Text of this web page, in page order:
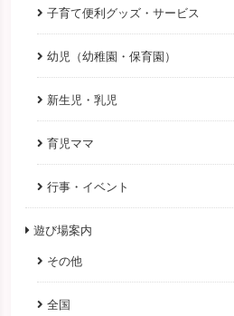
子育て便利グッズ・サービス
幼児（幼稚園・保育園）
新生児・乳児
育児ママ
行事・イベント
遊び場案内
その他
全国